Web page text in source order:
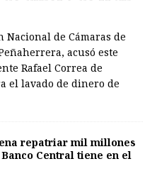
Nacional de Cámaras de
acusó este
Rafael Correa de
el lavado de dinero de
repatriar mil millones
Central tiene en el